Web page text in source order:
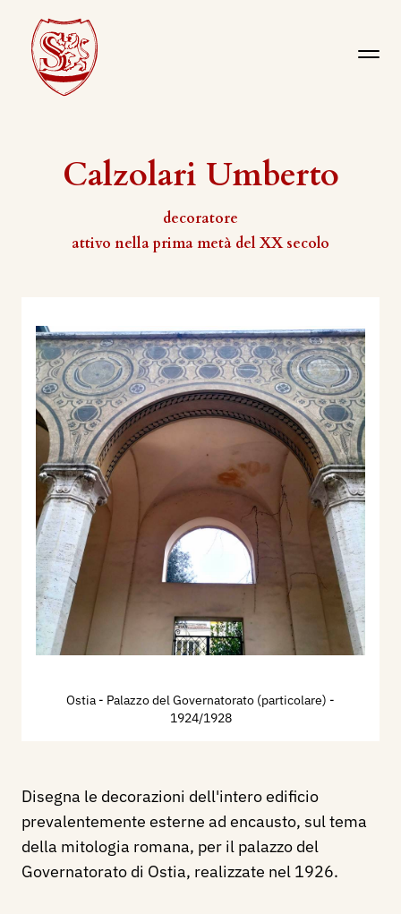
Calzolari Umberto
decoratore
attivo nella prima metà del XX secolo
Ostia - Palazzo del Governatorato (particolare) -
1924/1928
Disegna le decorazioni dell'intero edificio
prevalentemente esterne ad encausto, sul tema
della mitologia romana, per il palazzo del
Governatorato di Ostia, realizzate nel 1926.